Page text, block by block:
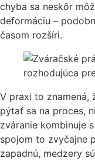
chyba sa neskôr
deformáciu –
časom rozšíri.
V praxi to znamená,
pýtať sa na proces,
zváranie kombinuje
spojom to zvyčajne
zapadnú, medzery